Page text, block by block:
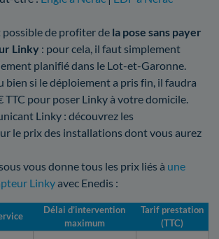
possible de profiter de la pose sans payer
Linky : pour cela, il faut simplement
planifié dans le Lot-et-Garonne.
bien si le déploiement a pris fin, il faudra
TTC pour poser Linky à votre domicile.
Linky : découvrez les
le prix des installations dont vous aurez
vous donne tous les prix liés à une
Linkyavec Enedis :
Délai d’intervention
maximum
Tarif prestation
(TTC)